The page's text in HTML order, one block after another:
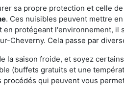
sa propre protection et celle
. Ces nuisibles peuvent mettre
en protégeant l'environnement,
Cheverny. Cela passe par
la saison froide, et soyez
(buffets gratuits et une
qui peuvent vous